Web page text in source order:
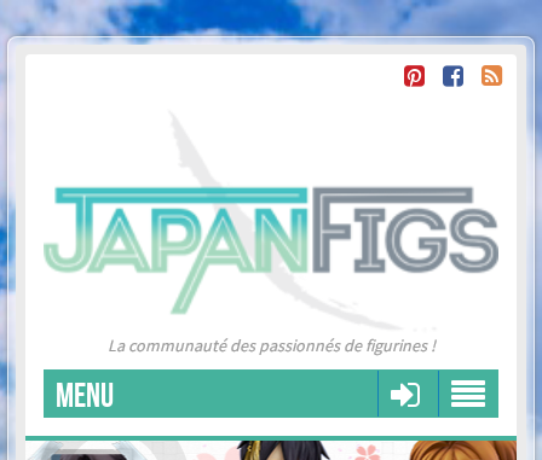
La communauté des passionnés de figurines !
MENU